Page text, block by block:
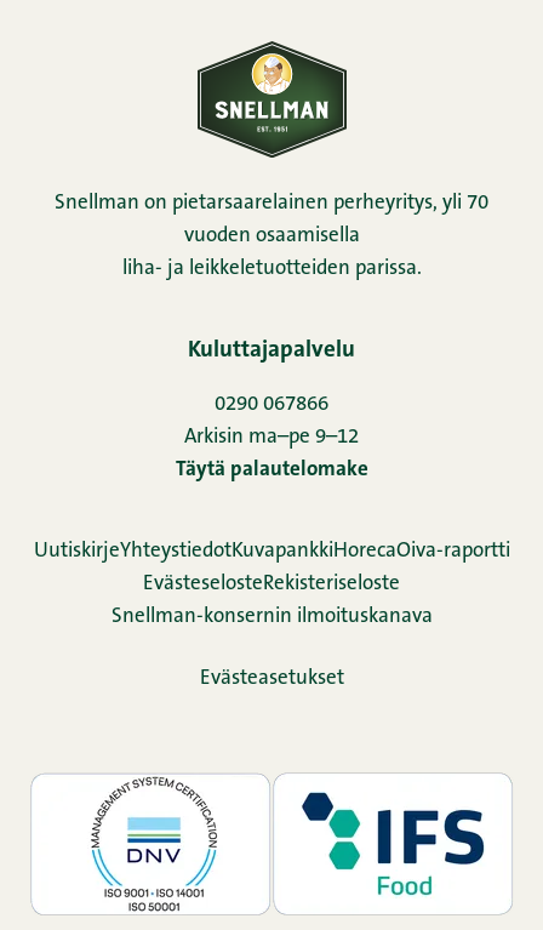
Snellman on pietarsaarelainen perheyritys, yli 70
vuoden osaamisella
liha- ja leikkeletuotteiden parissa.
Kuluttajapalvelu
0290 067866
Arkisin ma–pe 9–12
Täytä palautelomake
UutiskirjeYhteystiedotKuvapankki HorecaOiva-raportti
Evästeseloste Rekisteriseloste
Snellman-konsernin ilmoituskanava
Evästeasetukset